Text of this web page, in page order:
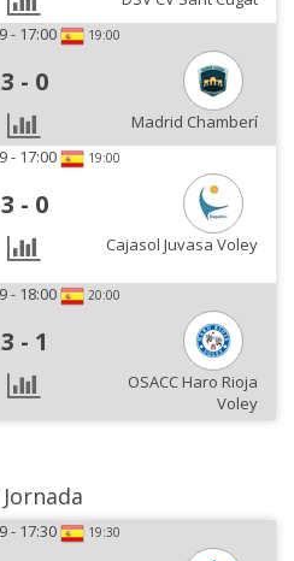
- 17:00
19:00
3 - 0
Madrid Chamberí
- 17:00
19:00
3 - 0
Cajasol Juvasa Voley
- 18:00 20:00
3 - 1
OSACC Haro Rioja
Voley
Jornada
- 17:30 19:30